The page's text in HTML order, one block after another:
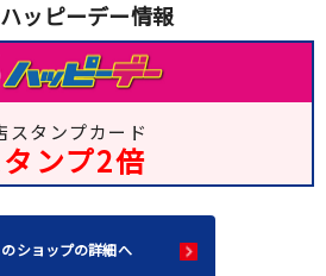
ッピーデー情報
スタンプカード
ンプ2倍
のショップの詳細へ